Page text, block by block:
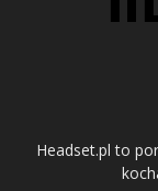
Headset.pl to